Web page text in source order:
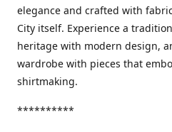
elegance and crafted with
City itself. Experience a
heritage with modern design,
wardrobe with pieces that
shirtmaking.
**********